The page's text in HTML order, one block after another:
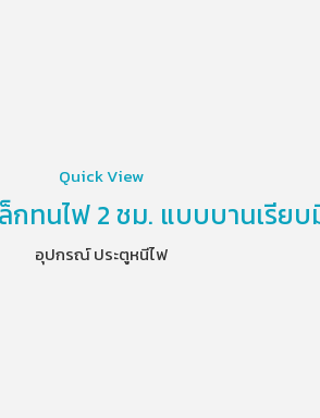
Quick View
กทนไฟ 2 ชม. แบบบานเรีย
อุปกรณ์ ประตูหนีไฟ